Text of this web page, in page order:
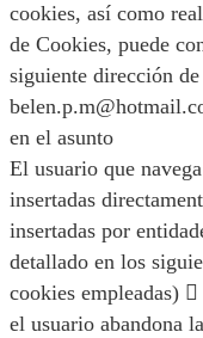
cookies, así como
de Cookies, puede
siguiente dirección
en el asunto
El usuario que
insertadas
insertadas por
detallado en los
cookies empleadas)
el usuario abandona